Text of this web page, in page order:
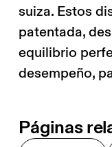
suiza. Estos
patentada,
equilibrio
desempeño,
Páginas